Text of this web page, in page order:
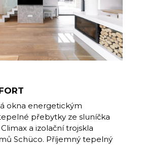
okna energetickým
přebytky ze sluníčka
a izolační trojskla
Schüco. Příjemný tepelný